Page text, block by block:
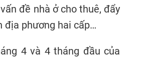
đề nhà ở cho thuê, đẩy
địa phương hai cấp…
4 và 4 tháng đầu của